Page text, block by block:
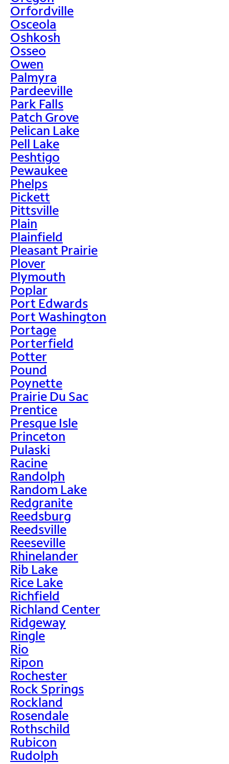
Orfordville
Osceola
Oshkosh
Osseo
Owen
Palmyra
Pardeeville
Park Falls
Patch Grove
Pelican Lake
Pell Lake
Peshtigo
Pewaukee
Phelps
Pickett
Pittsville
Plain
Plainfield
Pleasant Prairie
Plover
Plymouth
Poplar
Port Edwards
Port Washington
Portage
Porterfield
Potter
Pound
Poynette
Prairie Du Sac
Prentice
Presque Isle
Princeton
Pulaski
Racine
Randolph
Random Lake
Redgranite
Reedsburg
Reedsville
Reeseville
Rhinelander
Rib Lake
Rice Lake
Richfield
Richland Center
Ridgeway
Ringle
Rio
Ripon
Rochester
Rock Springs
Rockland
Rosendale
Rothschild
Rubicon
Rudolph